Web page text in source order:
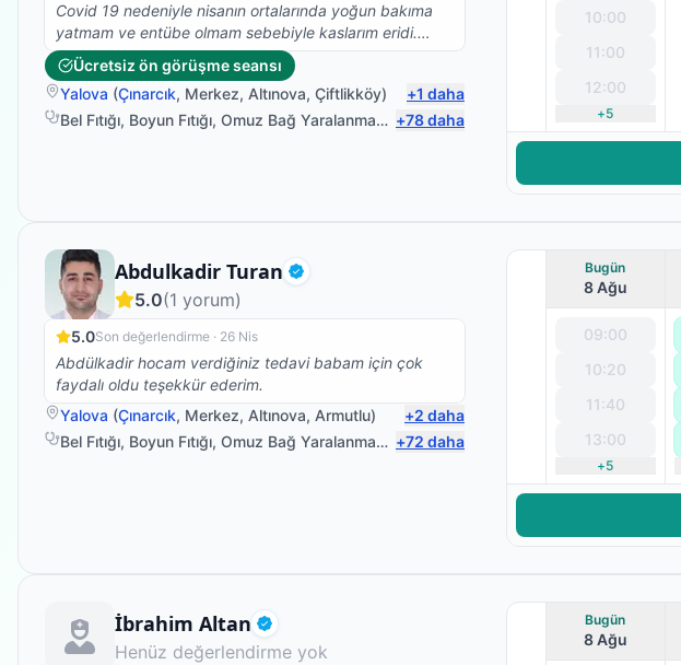
Covid 19 nedeniyle nisanın ortalarında yoğun bakıma
yatmam ve entübe olmam sebebiyle kaslarım eridi.
Yoğun bakım süreci sonrasında ayaklarım ve sağ
kolumu oynatamadığımı hissettim. Genel yayın
yönetmen yardımcım Özge Durmuş Sayın fizyoterapist
Emre Sayar beyefendiye ulaştı. Süratle tedavime
Ücretsiz ön görüşme seansı
Yalova (Çınarcık, Merkez, Altınova, Çiftlikköy) +1 daha
Bel Fıtığı, Boyun Fıtığı, Omuz Bağ Yaralanması Protez Fizyoterapisi
+78daha
10:00
11:00
12:00
+5
Abdulkadir Turan Doğrulanmış
Fizyoterapist
5.0(1 yorum)
5.0Son değerlendirme · 26 Nis
Abdülkadir hocam verdiğiniz tedavi babam için çok
faydalı oldu teşekkür ederim.
Yalova (Çınarcık, Merkez, Altınova, Armutlu) +2 daha
Bel Fıtığı, Boyun Fıtığı, Omuz Bağ Yaralanması Protez Fizyoterapisi
+72 daha
Bugün
8 Ağu
09:00
10:20
11:40
13:00
+5
İbrahim Altan Doğrulanmış
Fizyoterapist
Henüz değerlendirme yok
Bugün
8 Ağu